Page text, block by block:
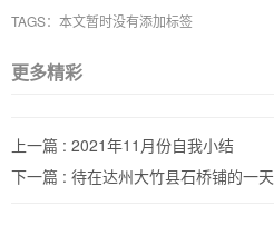
TAGS：本文暂时没有添加标签
更多精彩
上一篇 : 2021年11月份自我小结
下一篇 : 待在达州大竹县石桥铺的一天